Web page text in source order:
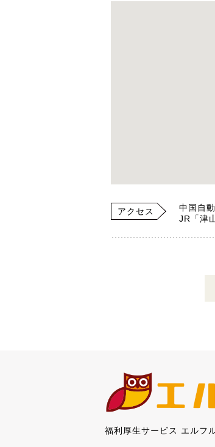
アクセス
中国自
JR「津
福利厚生サービス エルフ